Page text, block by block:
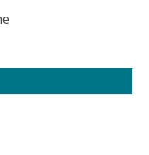
Twitter
sur Instagram